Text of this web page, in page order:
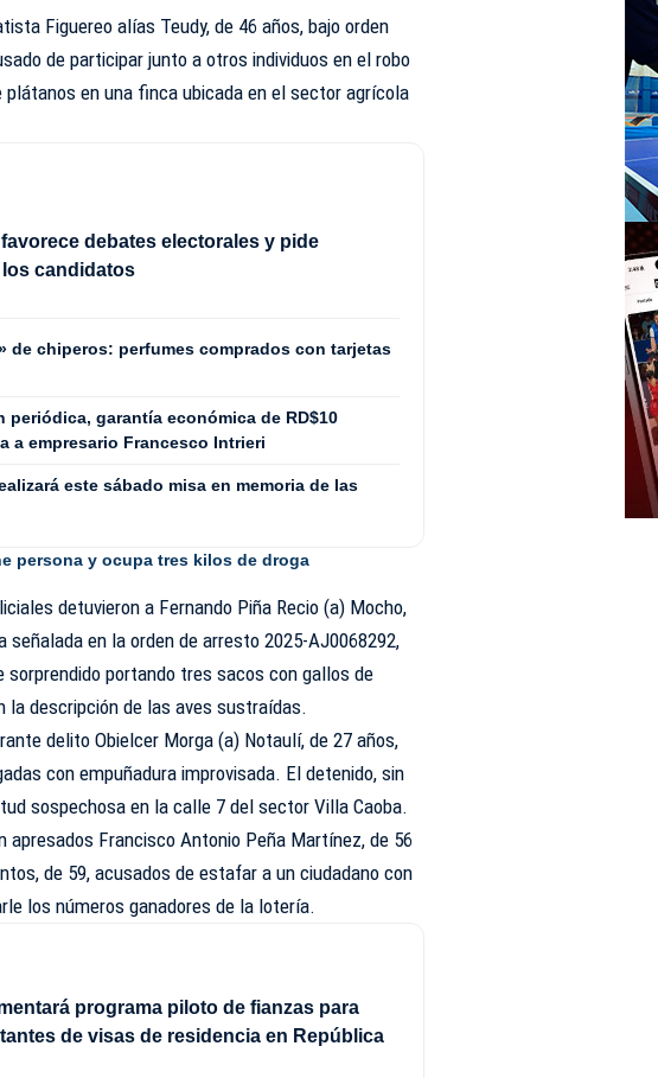
Figuereo alías Teudy, de 46 años, bajo orden
de participar junto a otros individuos en el robo
en una finca ubicada en el sector agrícola
debates electorales y pide
candidatos
de chiperos: perfumes comprados con tarjetas
garantía económica de RD$10
a empresario Francesco Intrieri
este sábado misa en memoria de las
persona y ocupa tres kilos de droga
detuvieron a Fernando Piña Recio (a) Mocho,
en la orden de arresto 2025-AJ0068292,
sorprendido portando tres sacos con gallos de
descripción de las aves sustraídas.
delito Obielcer Morga (a) Notaulí, de 27 años,
con empuñadura improvisada. El detenido, sin
sospechosa en la calle 7 del sector Villa Caoba.
apresados Francisco Antonio Peña Martínez, de 56
de 59, acusados de estafar a un ciudadano con
los números ganadores de la lotería.
programa piloto de fianzas para
de visas de residencia en República